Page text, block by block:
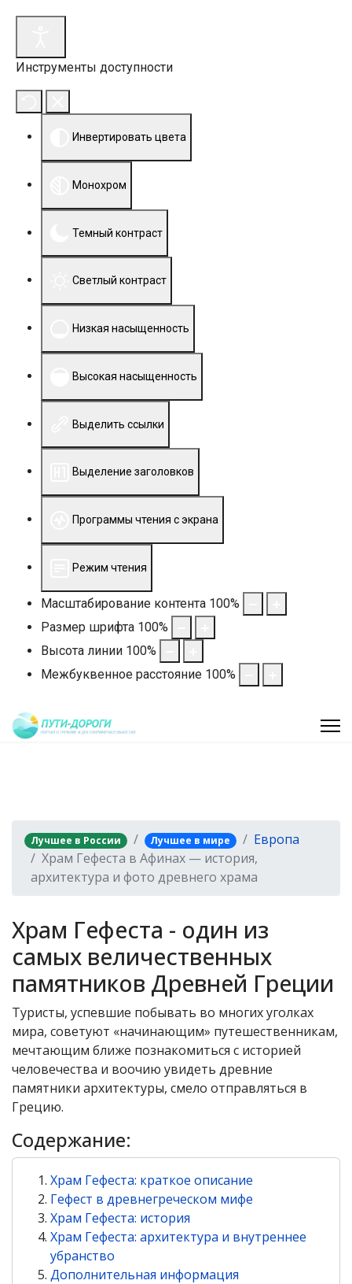
Инструменты доступности
Инвертировать цвета
Монохром
Темный контраст
Светлый контраст
Низкая насыщенность
Высокая насыщенность
Выделить ссылки
Выделение заголовков
Программы чтения с экрана
Режим чтения
Масштабирование контента 100%
Размер шрифта 100%
Высота линии 100%
Межбуквенное расстояние 100%
Лучшее в России Лучшее в мире
Европа
Храм Гефеста в Афинах — история,
архитектура и фото древнего храма
Храм Гефеста - один из
самых величественных
памятников Древней Греции
Туристы, успевшие побывать во многих уголках
мира, советуют «начинающим» путешественникам,
мечтающим ближе познакомиться с историей
человечества и воочию увидеть древние
памятники архитектуры, смело отправляться в
Грецию.
Содержание:
Храм Гефеста: краткое описание
Гефест в древнегреческом мифе
Храм Гефеста: история
Храм Гефеста: архитектура и внутреннее
убранство
Дополнительная информация